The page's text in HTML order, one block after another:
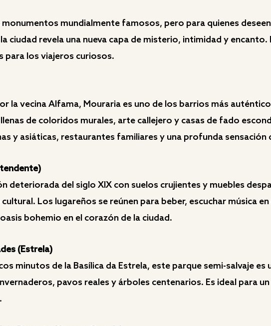
mundialmente famosos, pero para quienes
ciudad revela una nueva capa de misterio, intimidad y
para los viajeros curiosos.
la vecina Alfama, Mouraria es uno de los barrios más
de coloridos murales, arte callejero y casas de fado
y asiáticas, restaurantes familiares y una profunda sensación
deteriorada del siglo XIX con suelos crujientes y muebles
Los lugareños se reúnen para beber, escuchar música
bohemio en el corazón de la ciudad.
(Estrela)
minutos de la Basílica da Estrela, este parque semi-salvaje
pavos reales y árboles centenarios. Es ideal para